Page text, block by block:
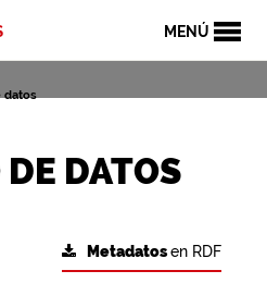
MENÚ
datos
DATOS
Metadatosen RDF